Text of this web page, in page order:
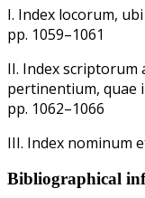
I. Index locorum,
pp. 1059–1061
II. Index scriptorum
pertinentium, quae
pp. 1062–1066
III. Index nominum
Bibliographical